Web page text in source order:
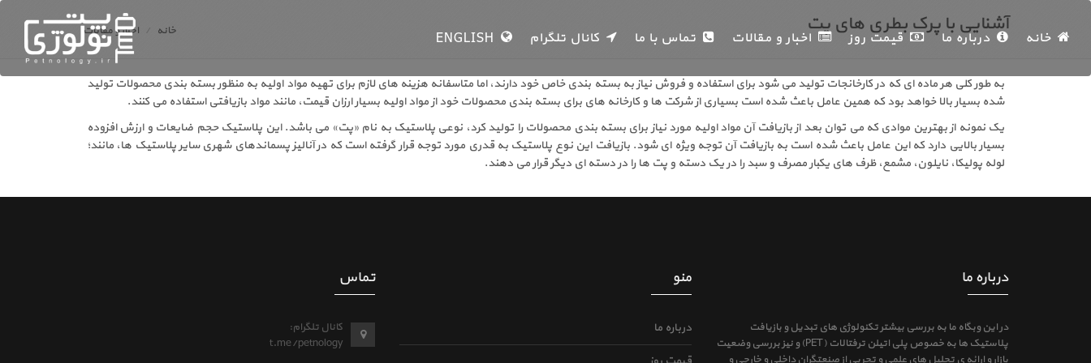
خانه درباره ما قیمت روز اخبار و مقالات تماس با ما کانال تلگرام
آشنایی با پرک بطری های پت خانه اخبار و مقالات
به طور کلی هر ماده ای که در کارخانجات تولید می شود برای استفاده و فروش نیاز به بسته بندی خاص خود دارند، اما متاسفانه هزینه های لازم برای تهیه مواد اولیه به منظور بسته بندی محصولات تولید
شده بسیار بالا خواهد بود که همین عامل باعث شده است بسیاری از شرکت ها و کارخانه های برای بسته بندی محصولات خود از مواد اولیه بسیار ارزان قیمت، مانند مواد بازیافتی استفاده می کنند.
یک نمونه از بهترین موادی که می توان بعد از بازیافت آن مواد اولیه مورد نیاز برای بسته بندی محصولات را تولید کرد، نوعی پلاستیک به نام «پت» می باشد. این پلاستیک حجم ضایعات و ارزش افزوده
بسیار بالایی دارد که این عامل باعث شده است به بازیافت آن توجه ویژه ای شود. بازیافت این نوع پلاستیک به قدری مورد توجه قرار گرفته است که در آنالیز پسماندهای شهری سایر پلاستیک ها، مانند؛
لوله پولیکا، نایلون، مشمع، ظرف های یکبار مصرف و سبد را در یک دسته و پت ها را در دسته ای دیگر قرار می دهند.
درباره ما
در این وبگاه ما به بررسی بیشتر تکنولوژی های تبدیل و بازیافت
پلاستیک ها به خصوص پلی اتیلن ترفتالات (PET) و نیز بررسی وضعیت
بازار و ارائه ی تحلیل های علمی و تجربی از صنعتگران داخلی و خارجی و
منو
درباره ما
تماس
کانال تلگرام:
t.me/petnology